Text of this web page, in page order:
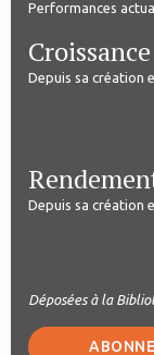
Performances
Depuis sa création
Depuis sa création
Déposées à la